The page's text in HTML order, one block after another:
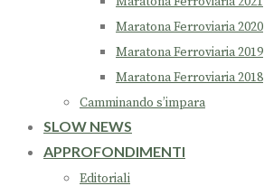
Maratona Ferroviaria 2020
Maratona Ferroviaria 2019
Maratona Ferroviaria 2018
Camminando s’impara
SLOW NEWS
APPROFONDIMENTI
Editoriali